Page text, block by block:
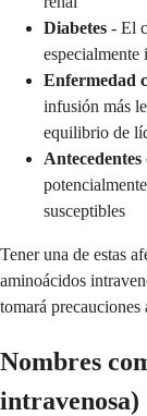
Diabetes - El
especialmente
Enfermedad
infusión más
equilibrio de
Antecedentes
susceptibles
Tener una de estas
aminoácidos
tomará precauciones
Nombres
intravenosa)